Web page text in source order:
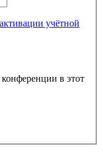
учётной
в этот